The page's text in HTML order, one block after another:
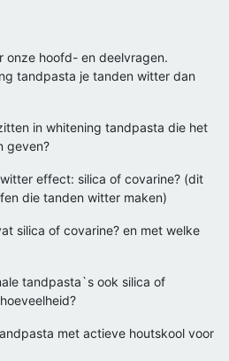
onze hoofd- en deelvragen.
tandpasta je tanden witter dan
in whitening tandpasta die het
geven?
effect: silica of covarine? (dit
die tanden witter maken)
silica of covarine? en met welke
tandpasta`s ook silica of
met actieve houtskool voor